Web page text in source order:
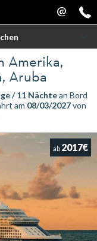
@
Amerika,
Aruba
/ 11 Nächtean Bord
am 08/03/2027von
ab 2017€